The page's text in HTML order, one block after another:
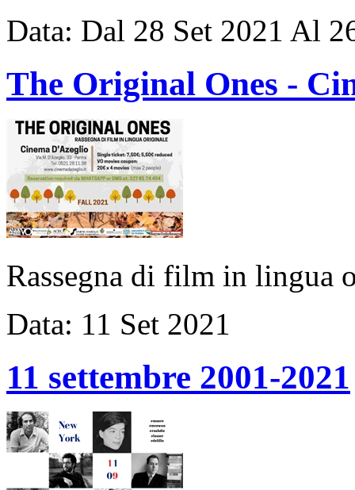
Data: Dal 28 Set 2021 Al
The Original Ones -
Rassegna di film in lingua
Data: 11 Set 2021
11 settembre 2001-2021